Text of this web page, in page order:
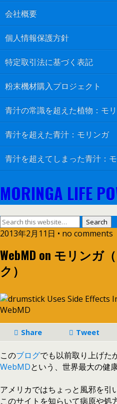
会社概要
個人情報保護方針
特定取引法に基づく表記
粉末機材購入プロジェクト
青汁の常識を超えた植物：モ
青汁を超えた青汁：モリンガ
青汁を超えてしまった青汁：
MORINGA LIFE
2013年2月11日 • no comments
WebMD on モリンガ
ク）
Share Tweet
このブログでも以前取り上げた
WebMDという、世界最大の健
アメリカではちょっと風邪を引
このサイトを知らいて病原や処